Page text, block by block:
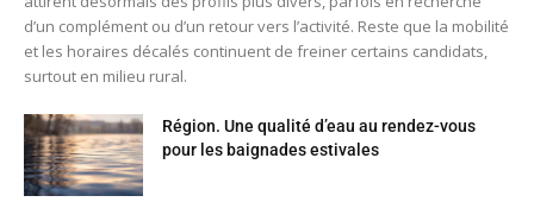
d’un complément ou d’un retour vers l’activité. Reste que la mobilité
et les horaires décalés continuent de freiner certains candidats,
surtout en milieu rural.
Région. Une qualité d’eau au rendez-vous
pour les baignades estivales